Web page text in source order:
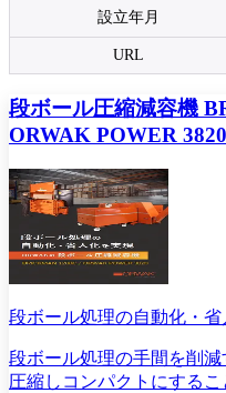
設立年月
URL
段ボール圧縮減容機
ORWAK POWER 3820
段ボール処理の自動化・省
段ボール処理の手間を削
圧縮しコンパクトにする